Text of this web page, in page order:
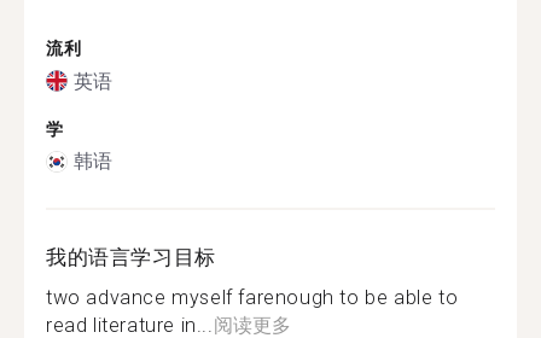
流利
英语
学
韩语
我的语言学习目标
two advance myself farenough to be able to
read literature in...阅读更多